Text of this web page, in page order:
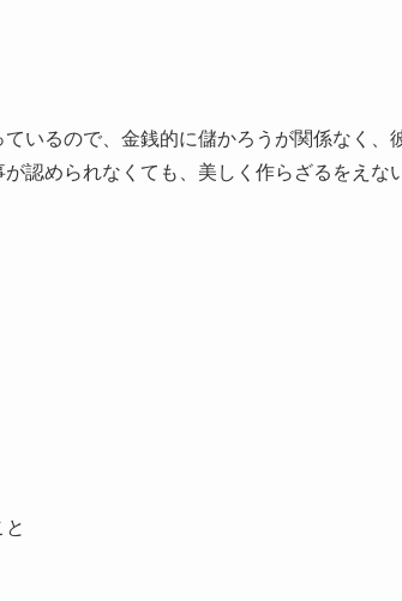
いるので、金銭的に儲かろうが関係なく、
認められなくても、美しく作らざるをえ